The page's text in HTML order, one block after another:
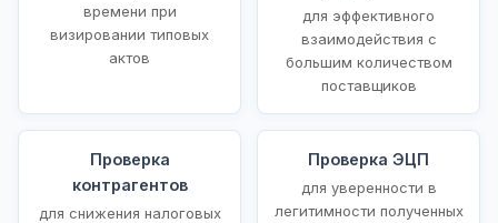
времени при
визировании типовых
актов
для эффективного
взаимодействия с
большим количеством
поставщиков
Проверка
контрагентов
для снижения налоговых
Проверка ЭЦП
для уверенности в
легитимности полученных